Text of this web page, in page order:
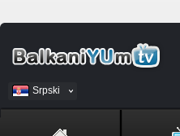
Srpski
BiH